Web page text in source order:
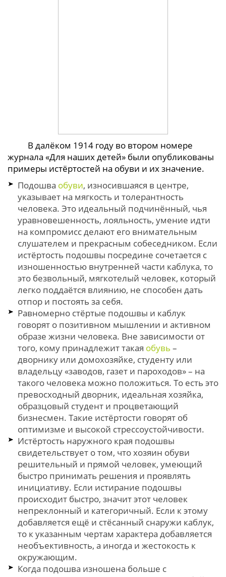
В далёком 1914 году во втором номере
журнала «Для наших детей» были опубликованы
примеры истёртостей на обуви и их значение.
Подошва обуви, износившаяся в центре,
указывает на мягкость и толерантность
человека. Это идеальный подчинённый, чья
уравновешенность, лояльность, умение идти
на компромисс делают его внимательным
слушателем и прекрасным собеседником. Если
истёртость подошвы посредине сочетается с
изношенностью внутренней части каблука, то
это безвольный, мягкотелый человек, который
легко поддаётся влиянию, не способен дать
отпор и постоять за себя.
Равномерно стёртые подошвы и каблук
говорят о позитивном мышлении и активном
образе жизни человека. Вне зависимости от
того, кому принадлежит такая обувь –
дворнику или домохозяйке, студенту или
владельцу «заводов, газет и пароходов» – на
такого человека можно положиться. То есть это
превосходный дворник, идеальная хозяйка,
образцовый студент и процветающий
бизнесмен. Такие истёртости говорят об
оптимизме и высокой стрессоустойчивости.
Истёртость наружного края подошвы
свидетельствует о том, что хозяин обуви
решительный и прямой человек, умеющий
быстро принимать решения и проявлять
инициативу. Если истирание подошвы
происходит быстро, значит этот человек
непреклонный и категоричный. Если к этому
добавляется ещё и стёсанный снаружи каблук,
то к указанным чертам характера добавляется
необъективность, а иногда и жестокость к
окружающим.
Когда подошва изношена больше с